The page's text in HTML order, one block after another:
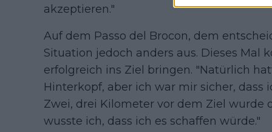
akzeptieren."
Auf dem Passo del Brocon, dem
Situation jedoch anders aus. Dieses Mal
erfolgreich ins Ziel bringen. "Natürlich
Hinterkopf, aber ich war mir sicher, dass
Zwei, drei Kilometer vor dem Ziel wurde
wusste ich, dass ich es schaffen würde."